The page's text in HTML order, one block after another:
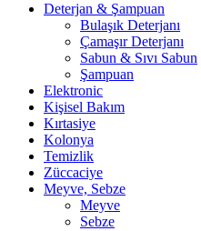
Deterjan & Şampuan
Bulaşık Deterjanı
Çamaşır Deterjanı
Sabun & Sıvı Sabun
Şampuan
Elektronic
Kişisel Bakım
Kırtasiye
Kolonya
Temizlik
Züccaciye
Meyve, Sebze
Meyve
Sebze